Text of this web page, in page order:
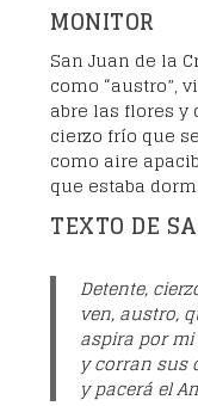
MONITOR
San Juan de la
como “austro”,
abre las flores y
cierzo frío que
como aire
que estaba
TEXTO DE
Detente,
ven, austro,
aspira por
y corran sus
y pacerá el